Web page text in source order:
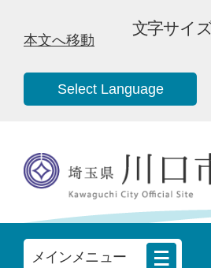
本文へ移動
文字サイ
Select Language
メインメニュー